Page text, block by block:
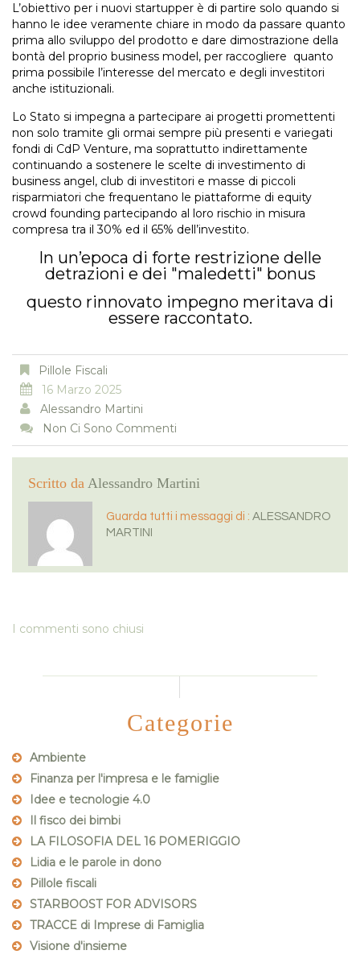
L’obiettivo per i nuovi startupper è di partire solo quando si
hanno le idee veramente chiare in modo da passare quanto
prima allo sviluppo del prodotto e dare dimostrazione della
bontà del proprio business model, per raccogliere quanto
prima possibile l’interesse del mercato e degli investitori
anche istituzionali.
Lo Stato si impegna a partecipare ai progetti promettenti
non solo tramite gli ormai sempre più presenti e variegati
fondi di CdP Venture, ma soprattutto indirettamente
continuando a sostenere le scelte di investimento di
business angel, club di investitori e masse di piccoli
risparmiatori che frequentano le piattaforme di equity
crowd founding partecipando al loro rischio in misura
compresa tra il 30% ed il 65% dell’investito.
In un’epoca di forte restrizione delle
detrazioni e dei "maledetti" bonus
questo rinnovato impegno meritava di
essere raccontato.
Pillole Fiscali
16 Marzo 2025
Alessandro Martini
Non Ci Sono Commenti
Scritto da Alessandro Martini
Guarda tutti i messaggi di : ALESSANDRO
MARTINI
I commenti sono chiusi
Categorie
Ambiente
Finanza per l'impresa e le famiglie
Idee e tecnologie 4.0
Il fisco dei bimbi
LA FILOSOFIA DEL 16 POMERIGGIO
Lidia e le parole in dono
Pillole fiscali
STARBOOST FOR ADVISORS
TRACCE di Imprese di Famiglia
Visione d'insieme